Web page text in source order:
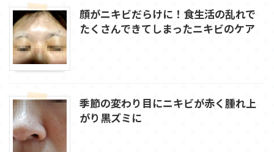
顔がニキビだらけに！食生活の乱れで
たくさんできてしまったニキビのケア
季節の変わり目にニキビが赤く腫れ上
がり黒ズミに